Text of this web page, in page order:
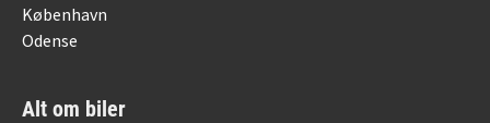
København
Odense
Alt om biler